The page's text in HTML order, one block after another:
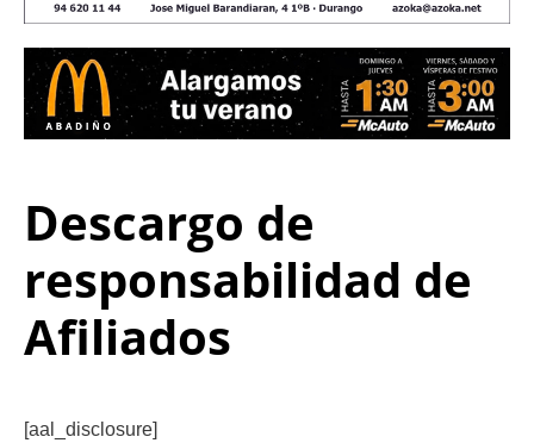
Descargo de
responsabilidad de
Afiliados
[aal_disclosure]